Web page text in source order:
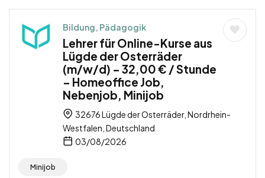
Bildung, Pädagogik
Lehrer für Online-Kurse aus
Lügde der Osterräder
(m/w/d) – 32,00 € / Stunde
– Homeoffice Job,
Nebenjob, Minijob
32676 Lügde der Osterräder, Nordrhein-
Westfalen, Deutschland
03/08/2026
Minijob